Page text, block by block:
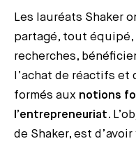
Les lauréats Shaker
partagé, tout
recherches,
l’achat de réactifs
formés aux notions
l’entrepreneuriat.
de Shaker, est